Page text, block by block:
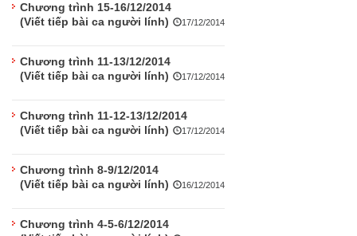
Chương trình 15-16/12/2014
(Viết tiếp bài ca người lính)
17/12/2014
Chương trình 11-13/12/2014
(Viết tiếp bài ca người lính)
17/12/2014
Chương trình 11-12-13/12/2014
(Viết tiếp bài ca người lính)
17/12/2014
Chương trình 8-9/12/2014
(Viết tiếp bài ca người lính)
16/12/2014
Chương trình 4-5-6/12/2014